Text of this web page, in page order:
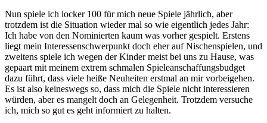
Nun spiele ich locker 100 für mich neue Spiele jährlich, aber
trotzdem ist die Situation wieder mal so wie eigentlich jedes Jahr:
Ich habe von den Nominierten kaum was vorher gespielt. Erstens
liegt mein Interessenschwerpunkt doch eher auf Nischenspielen, und
zweitens spiele ich wegen der Kinder meist bei uns zu Hause, was
gepaart mit meinem extrem schmalen Spieleanschaffungsbudget
dazu führt, dass viele heiße Neuheiten erstmal an mir vorbeigehen.
Es ist also keineswegs so, dass mich die Spiele nicht interessieren
würden, aber es mangelt doch an Gelegenheit. Trotzdem versuche
ich, mich so gut es geht informiert zu halten.